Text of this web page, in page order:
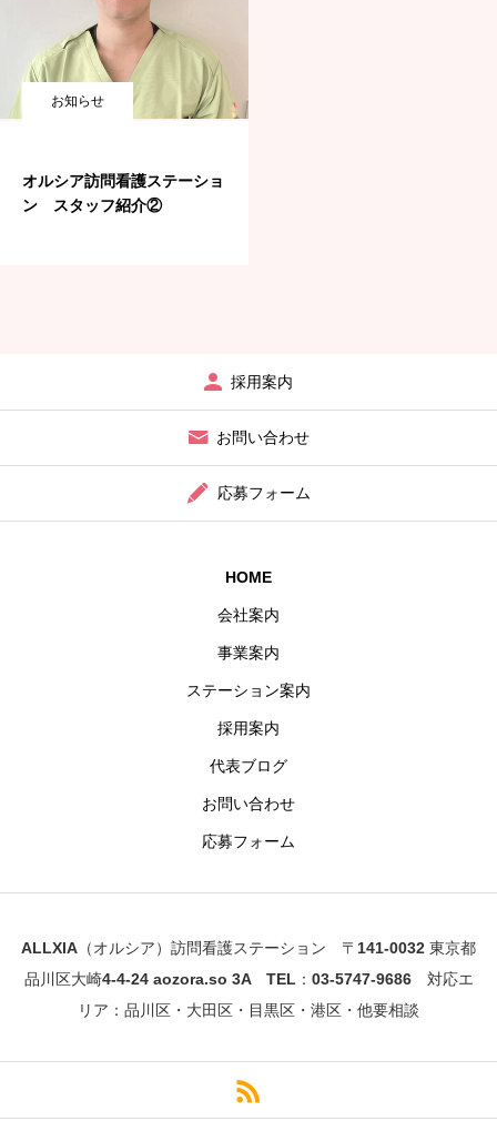
お知らせ
オルシア訪問看護ステーショ
ン スタッフ紹介②
採用案内
お問い合わせ
応募フォーム
HOME
会社案内
事業案内
ステーション案内
採用案内
代表ブログ
お問い合わせ
応募フォーム
ALLXIA（オルシア）訪問看護ステーション 〒141-0032 東京都
品川区大崎4-4-24 aozora.so 3A TEL：03-5747-9686 対応エ
リア：品川区・大田区・目黒区・港区・他要相談